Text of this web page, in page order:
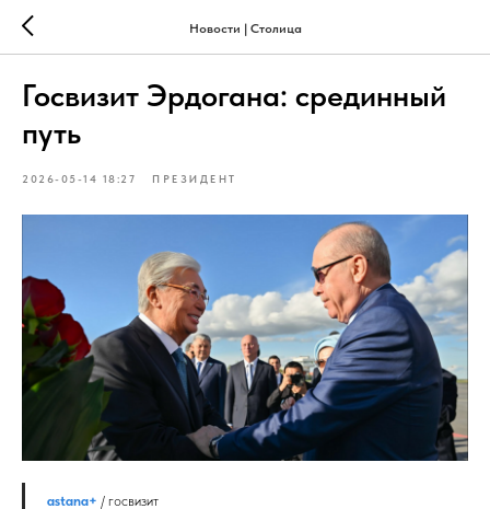
Новости | Столица
Госвизит Эрдогана: срединный
путь
2026-05-14 18:27 ПРЕЗИДЕНТ
astana+ / госвизит